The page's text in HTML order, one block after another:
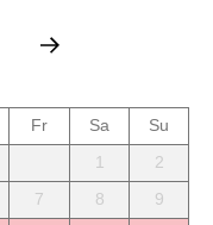
Fr Sa
Su
1
2
7 8
9